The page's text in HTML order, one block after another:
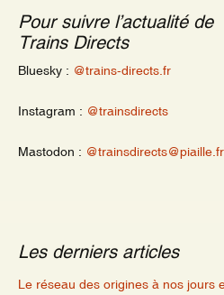
Pour suivre l’actualité de
Trains Directs
Bluesky : @trains-directs.fr
Instagram : @trainsdirects
Mastodon : @trainsdirects@piaille.fr
Les derniers articles
Le réseau des origines à nos jours